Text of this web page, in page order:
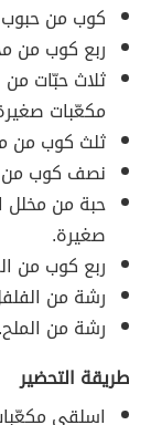
كوب من حبوب
ربع كوب من
ثلاث حبّات
مكعّبات
ثلث كوب من
نصف كوب من
حبة من مخلل
صغيرة.
ربع كوب من
رشة من
رشة من الملح.
طريقة التحضير
اسلقي